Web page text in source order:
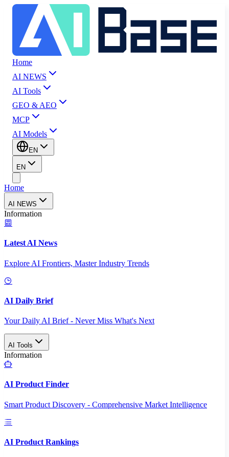
Home
AI NEWS
AI Tools
GEO & AEO
MCP
AI Models
EN
EN
Home
AI NEWS
Information
Latest AI News
Explore AI Frontiers, Master Industry Trends
AI Daily Brief
Your Daily AI Brief - Never Miss What's Next
AI Tools
Information
AI Product Finder
Smart Product Discovery - Comprehensive Market Intelligence
AI Product Rankings